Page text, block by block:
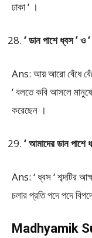
ঢাকা ‘ ।
‘ ডান পাশে ধ্বস ’ ও
Ans: আয় আরো বেঁধে বেঁধে
‘ বলতে কবি আসলে
করেছেন ।
‘ আমাদের ডান পাশে
Ans: ‘ ধ্বস ‘ শব্দটির
চলার প্রতি পদে পদে
Madhyamik